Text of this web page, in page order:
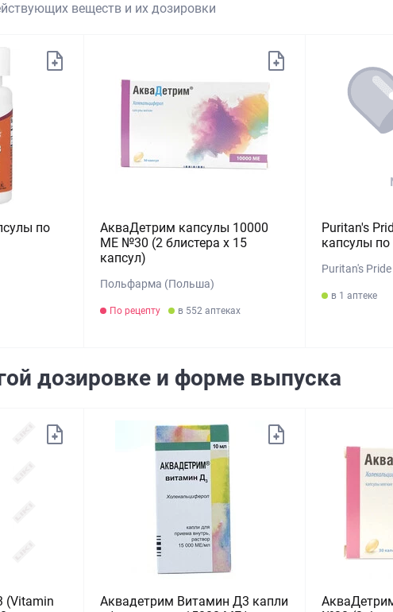
веществ и их дозировки
по
АкваДетрим капсулы 10000
МЕ №30 (2 блистера х 15
капсул)
Польфарма (Польша)
По рецепту в 552 аптеках
Puritan's
капсулы
Puritan's
в 1 аптеке
дозировке и форме выпуска
(Vitamin
Аквадетрим Витамин Д3 капли